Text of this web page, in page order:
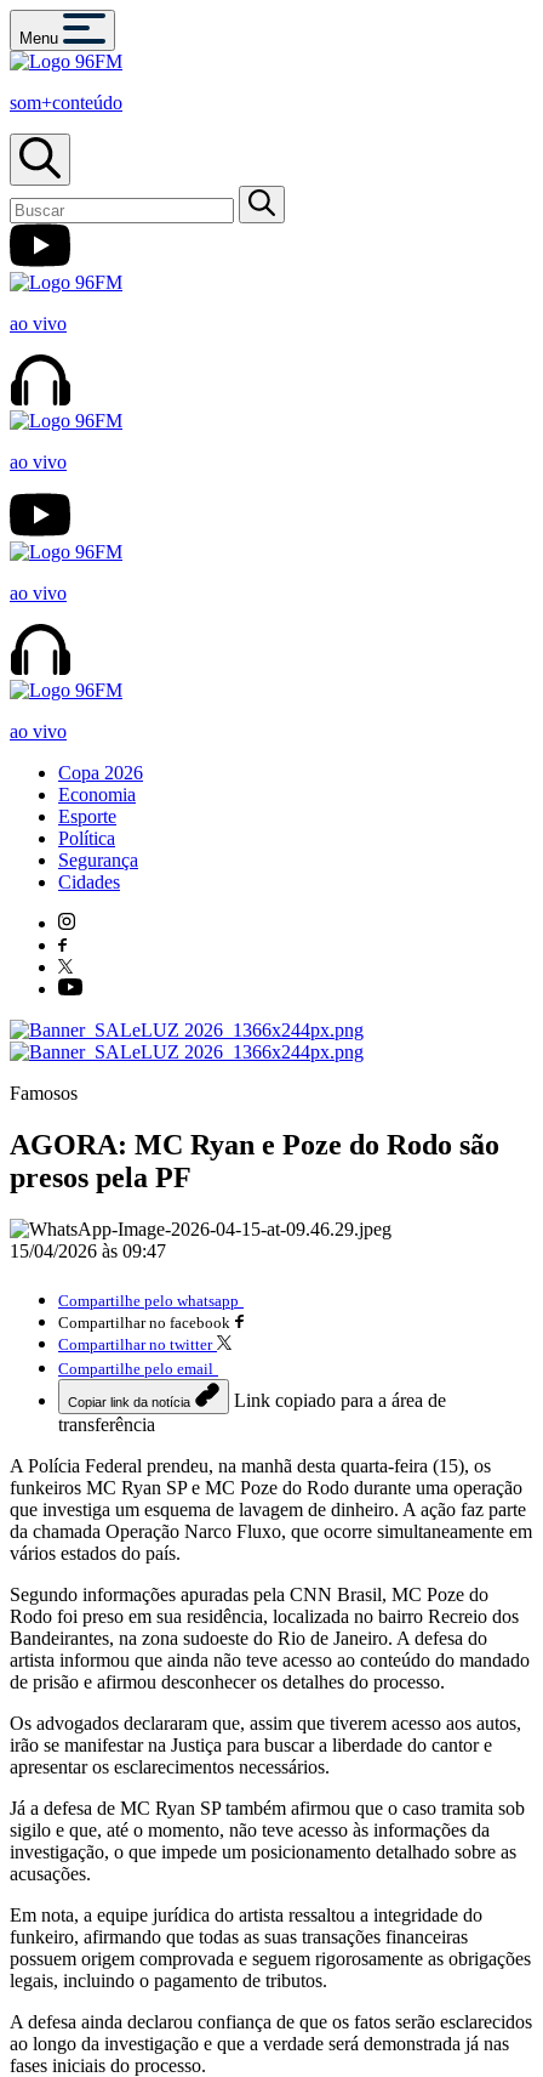
Menu
som+conteúdo
ao vivo
ao vivo
ao vivo
ao vivo
Copa 2026
Economia
Esporte
Política
Segurança
Cidades
Famosos
AGORA: MC Ryan e Poze do Rodo são
presos pela PF
15/04/2026 às 09:47
Compartilhe pelo whatsapp
Compartilhar no facebook
Compartilhar no twitter
Compartilhe pelo email
Copiar link da notícia
Link copiado para a área de
transferência
A Polícia Federal prendeu, na manhã desta quarta-feira (15), os
funkeiros MC Ryan SP e MC Poze do Rodo durante uma operação
que investiga um esquema de lavagem de dinheiro. A ação faz parte
da chamada Operação Narco Fluxo, que ocorre simultaneamente em
vários estados do país.
Segundo informações apuradas pela CNN Brasil, MC Poze do
Rodo foi preso em sua residência, localizada no bairro Recreio dos
Bandeirantes, na zona sudoeste do Rio de Janeiro. A defesa do
artista informou que ainda não teve acesso ao conteúdo do mandado
de prisão e afirmou desconhecer os detalhes do processo.
Os advogados declararam que, assim que tiverem acesso aos autos,
irão se manifestar na Justiça para buscar a liberdade do cantor e
apresentar os esclarecimentos necessários.
Já a defesa de MC Ryan SP também afirmou que o caso tramita sob
sigilo e que, até o momento, não teve acesso às informações da
investigação, o que impede um posicionamento detalhado sobre as
acusações.
Em nota, a equipe jurídica do artista ressaltou a integridade do
funkeiro, afirmando que todas as suas transações financeiras
possuem origem comprovada e seguem rigorosamente as obrigações
legais, incluindo o pagamento de tributos.
A defesa ainda declarou confiança de que os fatos serão esclarecidos
ao longo da investigação e que a verdade será demonstrada já nas
fases iniciais do processo.